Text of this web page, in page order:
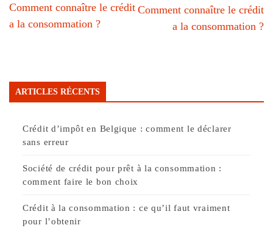
Comment connaître le crédit
a la consommation ?
Comment connaître le crédit
a la consommation ?
ARTICLES RÉCENTS
Crédit d’impôt en Belgique : comment le déclarer
sans erreur
Société de crédit pour prêt à la consommation :
comment faire le bon choix
Crédit à la consommation : ce qu’il faut vraiment
pour l’obtenir